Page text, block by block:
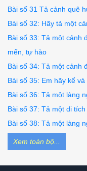
Bài số 31 Tả cảnh quê
Bài số 32: Hãy tả một
Bài số 33: Tả một cảnh
mến, tự hào
Bài số 34: Tả một cảnh
Bài số 35: Em hãy kể
Bài số 36: Tả một làng
Bài số 37: Tả một di
Bài số 38: Tả một làng
Xem toàn bộ...